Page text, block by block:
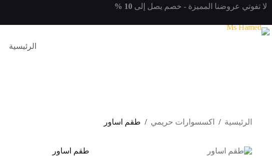
التجاوز
لا تفوتي عروضنا المميزة - خصم يصل إلى
الرئيسية
الرئيسية / اكسسوارات حريمي / طقم اساور
طقم اساور